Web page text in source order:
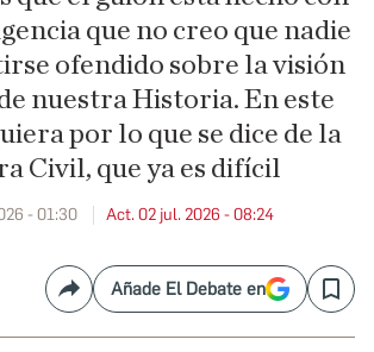
que no creo que nadie
ofendido sobre la visión
nuestra Historia. En este
por lo que se dice de la
Civil, que ya es difícil
- 01:30 Act. 02 jul. 2026 - 08:24
CompartirAñade El Debate en Save